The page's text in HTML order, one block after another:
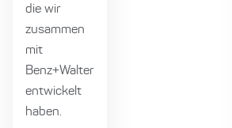
die wir
zusammen
mit
Benz+Walter
entwickelt
haben.